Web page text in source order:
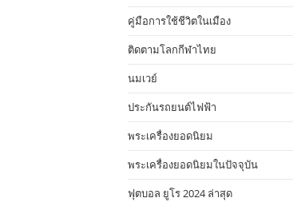
คู่มือการใช้ชีวิตในเมือง
ติดตามโลกกีฬาไทย
นมเวย์
ประกันรถยนต์ไฟฟ้า
พระเครื่องยอดนิยม
พระเครื่องยอดนิยมในปัจจุบัน
ฟุตบอล ยูโร 2024 ล่าสุด